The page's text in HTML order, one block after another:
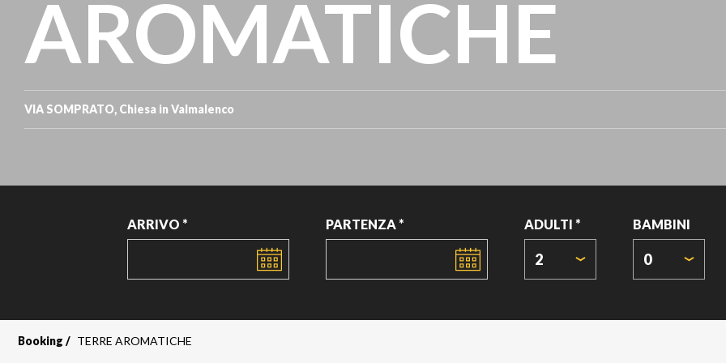
AROMATICHE
VIA SOMPRATO, Chiesa in Valmalenco
ARRIVO * PARTENZA * ADULTI *
2
BAMBINI
0
Booking TERRE AROMATICHE